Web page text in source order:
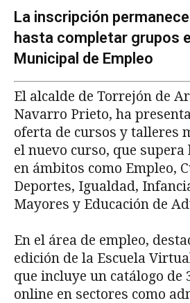
La inscripción
hasta completar grupos
Municipal de Empleo
El alcalde de Torrejón de
Navarro Prieto, ha
oferta de cursos y talleres
el nuevo curso, que supera
en ámbitos como Empleo,
Deportes, Igualdad,
Mayores y Educación de
En el área de empleo,
edición de la Escuela
que incluye un catálogo de
online en sectores como